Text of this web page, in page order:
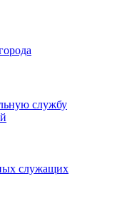
службу
служащих